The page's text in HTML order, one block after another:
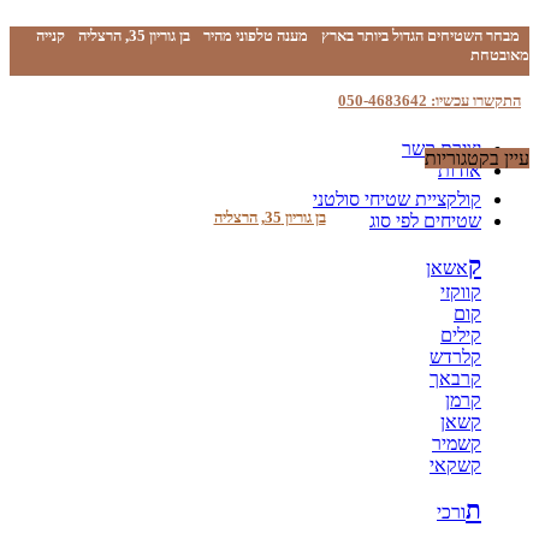
מבחר השטיחים הגדול ביותר בארץ מענה טלפוני מהיר בן גוריון 35, הרצליה
קנייה
מאובטחת
התקשרו עכשיו: 050-4683642
יצירת קשר
אודות
בן גוריון 35, הרצליה
עיין בקטגוריות
קולקציית שטיחי סולטני
שטיחים לפי סוג
קאשאן
קווקזי
קום
קילים
קלרדש
קרבאך
קרמן
קשאן
קשמיר
קשקאי
תורכי